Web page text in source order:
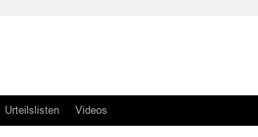
Urteilslisten Videos